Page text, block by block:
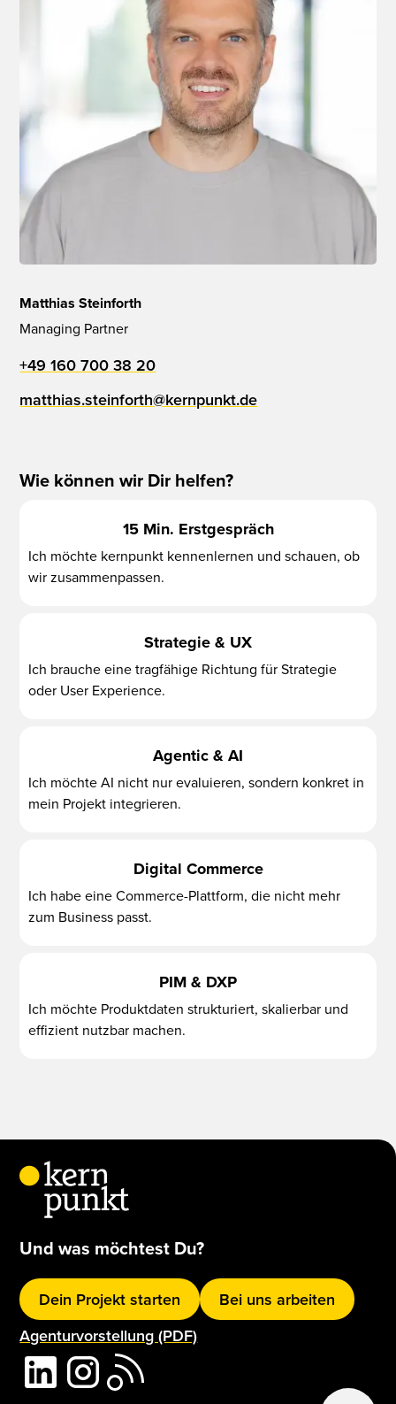
Matthias Steinforth
Managing Partner
+49 160 700 38 20
matthias.steinforth@kernpunkt.de
Wie können wir Dir helfen?
15 Min. Erstgespräch
Ich möchte kernpunkt kennenlernen und schauen, ob
wir zusammenpassen.
Strategie & UX
Ich brauche eine tragfähige Richtung für Strategie
oder User Experience.
Agentic & AI
Ich möchte AI nicht nur evaluieren, sondern konkret in
mein Projekt integrieren.
Digital Commerce
Ich habe eine Commerce-Plattform, die nicht mehr
zum Business passt.
PIM & DXP
Ich möchte Produktdaten strukturiert, skalierbar und
effizient nutzbar machen.
Und was möchtest Du?
Dein Projekt starten
Bei uns arbeiten
Agenturvorstellung (PDF)